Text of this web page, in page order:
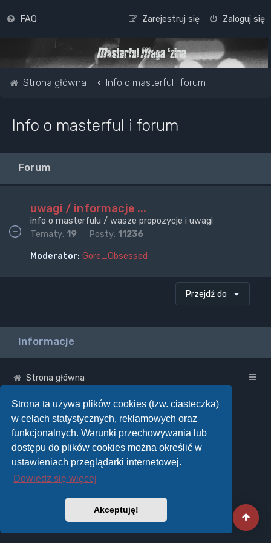
Strona ta używa plików cookies (tzw. ciasteczka)
w celach statystycznych, reklamowych oraz
funkcjonalnych. Warunki przechowywania lub
dostępu do plików cookies można określić w
ustawieniach przeglądarki internetowej.
Dowiedz się więcej
Akceptuję!
FAQ Zaloguj się
Zarejestruj się
Strona główna Info o masterful i forum
Info o masterful i forum
Forum
uwagi / informacje ...
info o masterfulu / wasze propozycje i uwagi
Tematy: 19 Posty: 11236
Moderator: Gore_Obsessed
Przejdź do
Informacje
Strona główna